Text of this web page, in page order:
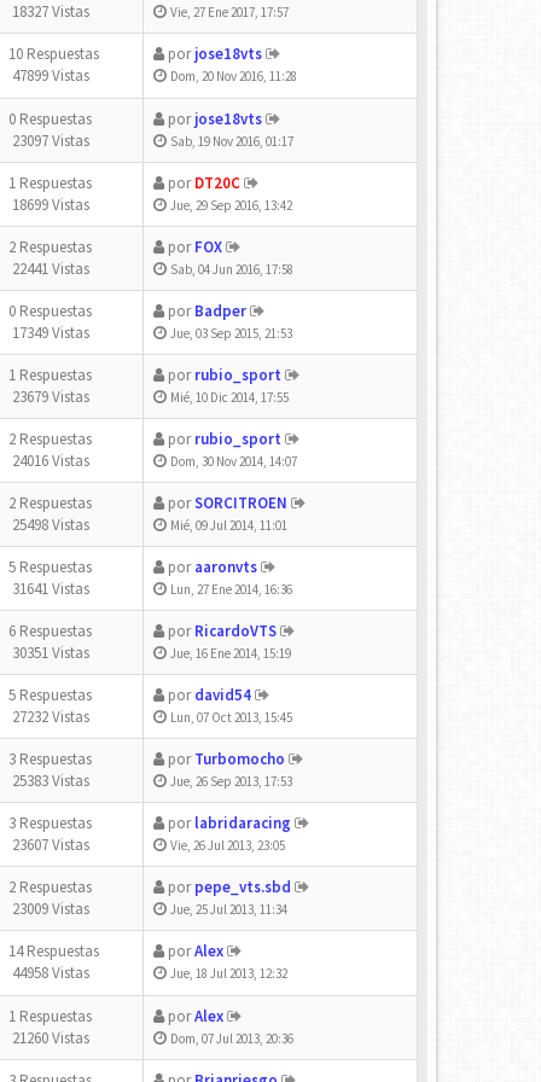
18327 Vistas Vie, 27 Ene 2017, 17:57
10 Respuestas
47899 Vistas
porjose18vts
Dom, 20 Nov 2016, 11:28
0 Respuestas
23097 Vistas
porjose18vts
Sab, 19 Nov 2016, 01:17
1 Respuestas
18699 Vistas
porDT20C
Jue, 29 Sep 2016, 13:42
2 Respuestas
22441 Vistas
porFOX
Sab, 04 Jun 2016, 17:58
0 Respuestas
17349 Vistas
porBadper
Jue, 03 Sep 2015, 21:53
1 Respuestas
23679 Vistas
porrubio_sport
Mié, 10 Dic 2014, 17:55
2 Respuestas
24016 Vistas
porrubio_sport
Dom, 30 Nov 2014, 14:07
2 Respuestas
25498 Vistas
porSORCITROEN
Mié, 09 Jul 2014, 11:01
5 Respuestas
31641 Vistas
poraaronvts
Lun, 27 Ene 2014, 16:36
6 Respuestas
30351 Vistas
porRicardoVTS
Jue, 16 Ene 2014, 15:19
5 Respuestas
27232 Vistas
pordavid54
Lun, 07 Oct 2013, 15:45
3 Respuestas
25383 Vistas
porTurbomocho
Jue, 26 Sep 2013, 17:53
3 Respuestas
23607 Vistas
porlabridaracing
Vie, 26 Jul 2013, 23:05
2 Respuestas
23009 Vistas
porpepe_vts.sbd
Jue, 25 Jul 2013, 11:34
14 Respuestas
44958 Vistas
porAlex
Jue, 18 Jul 2013, 12:32
1 Respuestas
21260 Vistas
porAlex
Dom, 07 Jul 2013, 20:36